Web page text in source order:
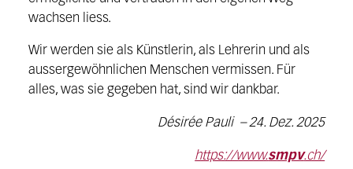
wachsen liess.
Wir werden sie als Künstlerin, als Lehrerin und als
aussergewöhnlichen Menschen vermissen. Für
alles, was sie gegeben hat, sind wir dankbar.
Désirée Pauli – 24. Dez. 2025
https://www.smpv.ch/